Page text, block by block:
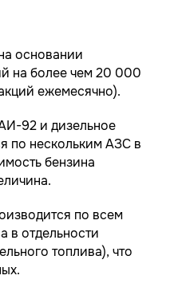
основании
на более чем 20 000
ежемесячно).
92 и дизельное
по нескольким АЗС в
бензина
по всем
в отдельности
топлива), что